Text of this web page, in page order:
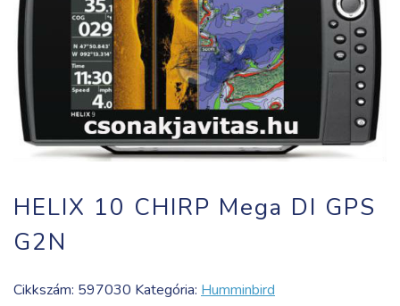
HELIX 10 CHIRP Mega DI GPS
G2N
Cikkszám: 597030 Kategória: Humminbird